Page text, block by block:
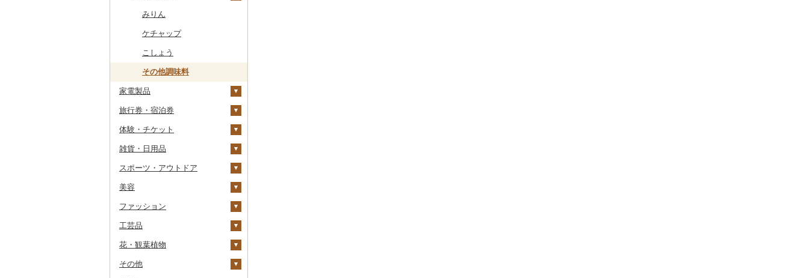
あか牛
宮崎牛
その他牛肉（精肉）
ふぐ
ブリ
ほっけ
その他鮮魚
その他果物
その他和菓子
果物
ジャム
その他缶詰・瓶詰
おせち
その他加工品
その他食用油
みりん
ケチャップ
こしょう
その他調味料
家電製品
季節・空調家電
キッチン家電
照明器具
パソコン・周辺機器
TV・オーディオ・カメラ
美容・健康家電
カー用品
時計
その他家電
旅行券・宿泊券
旅行券
JTBふるさと旅行クー
その他旅行券
宿泊券
体験・チケット
PayPay商品券
食事券
温泉・サウナ・スパ利用
雑貨・日用品
家具・インテリア
机・テーブル
その他家具・インテリ
寝具
布団
毛布
タオルケット
タオル
その他タオル
文房具・印鑑
ボールペン
ノート・ファイル
食器
グラス・カップ
キッチン用品
スポーツ・アウトドア
ゴルフ
ゴルフボール
ゴルフウェア
その他ゴルフ
釣り
サイクリング
アウトドア・キャンプ
その他スポーツ
美容
スキンケア
洗顔
その他スキンケア
シャンプー・リンス
石鹸・ボディーソープ
入浴剤
ファッション
鞄・バッグ
トートバッグ・ショル
洋服
女性・レディース
和服
工芸品
織物
本場奄美大島紬
陶器・漆器
花・観葉植物
観葉植物・苗木
その他